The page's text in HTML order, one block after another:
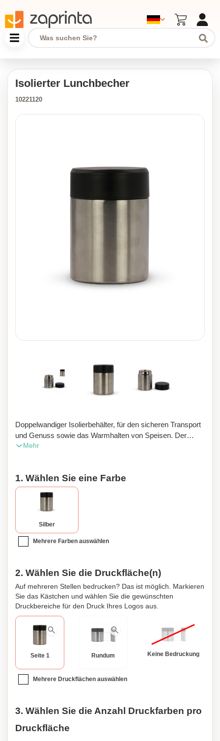
Isolierter Lunchbecher
10221120
Doppelwandiger Isolierbehälter, für den sicheren Transport
und Genuss sowie das Warmhalten von Speisen. Der
Artikel wird in einer Geschenkverpackung geliefert.
Mehr
1. Wählen Sie eine Farbe
Silber
Mehrere Farben auswählen
2. Wählen Sie die Druckfläche(n)
Auf mehreren Stellen bedrucken? Das ist möglich. Markieren
Sie das Kästchen und wählen Sie die gewünschten
Druckbereiche für den Druck Ihres Logos aus.
Seite 1 Rundum Keine Bedruckung
Mehrere Druckflächen auswählen
3. Wählen Sie die Anzahl Druckfarben pro
Druckfläche